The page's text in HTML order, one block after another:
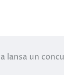
lansa un